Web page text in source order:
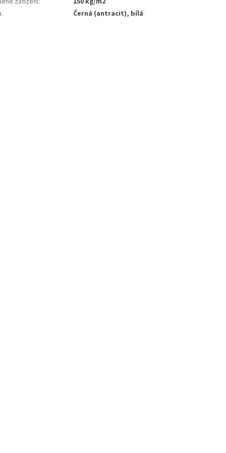
: černá (antracit), bílá